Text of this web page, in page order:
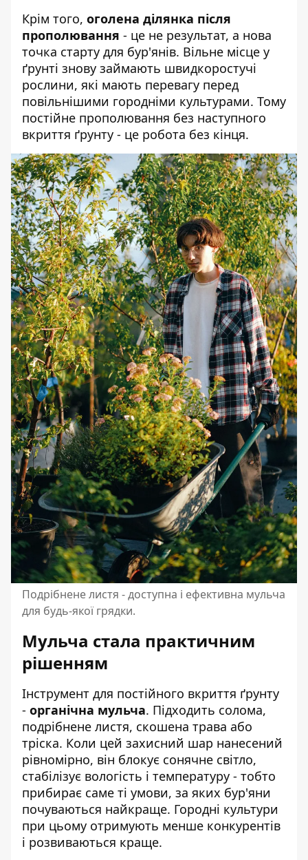
Крім того, оголена ділянка після
прополювання - це не результат, а нова
точка старту для бур'янів. Вільне місце у
ґрунті знову займають швидкоростучі
рослини, які мають перевагу перед
повільнішими городніми культурами. Тому
постійне прополювання без наступного
вкриття ґрунту - це робота без кінця.
Подрібнене листя - доступна і ефективна мульча
для будь-якої грядки.
Мульча стала практичним
рішенням
Інструмент для постійного вкриття ґрунту
- органічна мульча. Підходить солома,
подрібнене листя, скошена трава або
тріска. Коли цей захисний шар нанесений
рівномірно, він блокує сонячне світло,
стабілізує вологість і температуру - тобто
прибирає саме ті умови, за яких бур'яни
почуваються найкраще. Городні культури
при цьому отримують менше конкурентів
і розвиваються краще.